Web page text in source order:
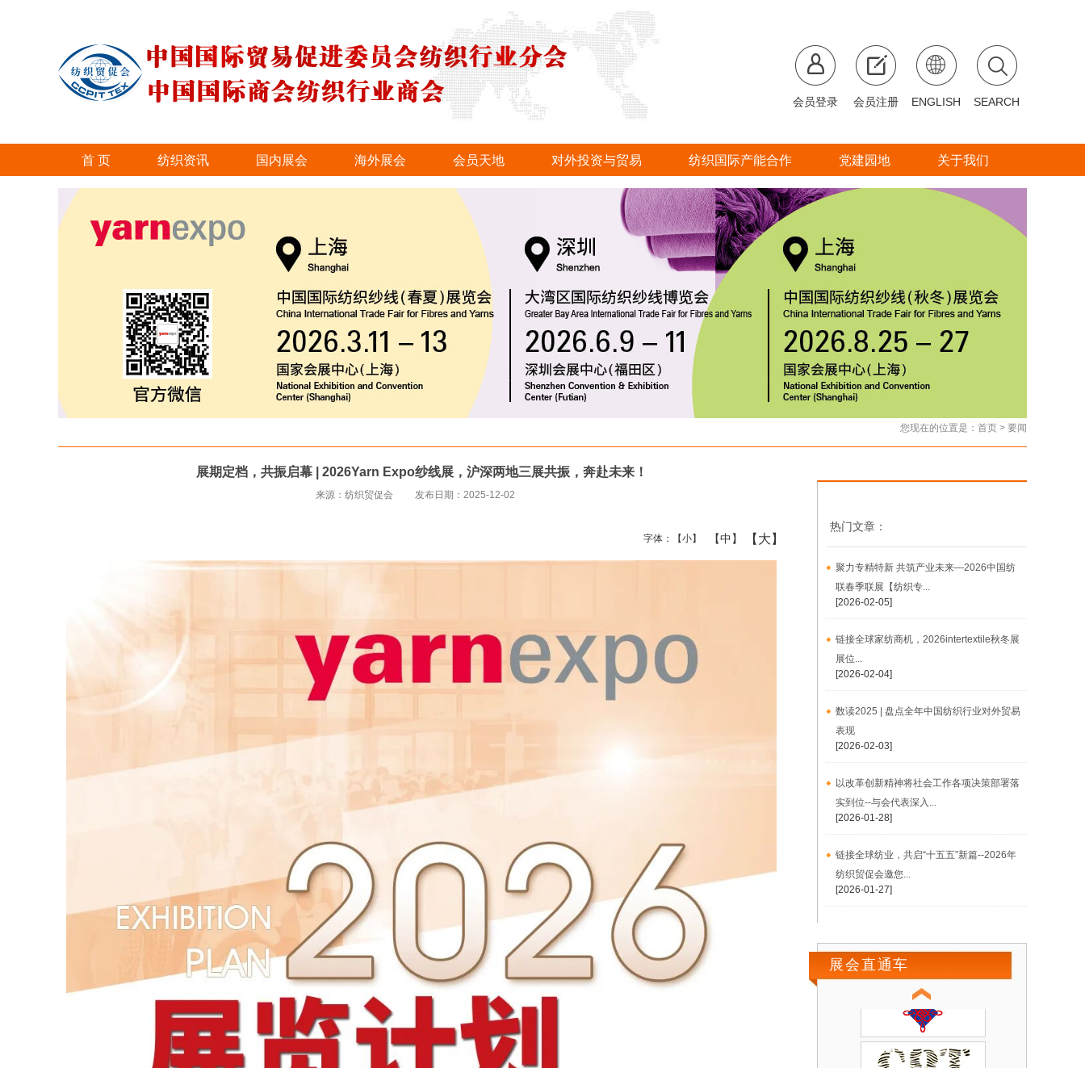
会员登录 会员注册 ENGLISH SEARCH
首 页 纺织资讯 国内展会 海外展会 会员天地 对外投资与贸易 纺织国际产能合作 党建园地 关于我们
您现在的位置是： 首页 > 要闻
展期定档，共振启幕 | 2026Yarn Expo纱线展，沪深两地三展共振，奔赴未来！
来源：纺织贸促会 发布日期：2025-12-02
字体： 【小】 【中】 【大】
热门文章：
聚力专精特新 共筑产业未来—2026中国纺
联春季联展【纺织专...
[2026-02-05]
链接全球家纺商机，2026intertextile秋冬展
展位...
[2026-02-04]
数读2025 | 盘点全年中国纺织行业对外贸易
表现
[2026-02-03]
以改革创新精神将社会工作各项决策部署落
实到位--与会代表深入...
[2026-01-28]
链接全球纺业，共启“十五五”新篇--2026年
纺织贸促会邀您...
[2026-01-27]
展会直通车